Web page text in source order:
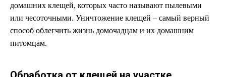
домашних клещей, которых часто называют пылевыми
или чесоточными. Уничтожение клещей – самый верный
способ облегчить жизнь домочадцам и их домашним
питомцам.